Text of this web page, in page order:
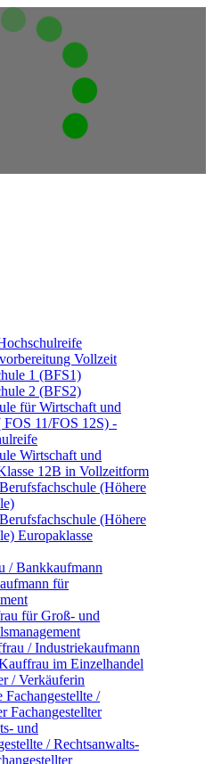
Vollzeit
1 (BFS1)
2 (BFS2)
für Wirtschaft und
11/FOS 12S) -
Wirtschaft und
12B in Vollzeitform
(Höhere
(Höhere
Europaklasse
/ Bankkaufmann
für
für Groß- und
/ Industriekaufmann
im Einzelhandel
/ Verkäuferin
/
Fachangestellter
und
/ Rechtsanwalts-